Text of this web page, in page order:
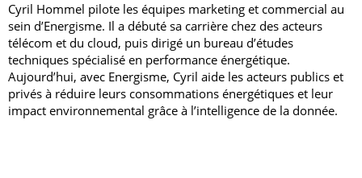
Cyril Hommel pilote les équipes marketing et commercial au
sein d’Energisme. Il a débuté sa carrière chez des acteurs
télécom et du cloud, puis dirigé un bureau d’études
techniques spécialisé en performance énergétique.
Aujourd’hui, avec Energisme, Cyril aide les acteurs publics et
privés à réduire leurs consommations énergétiques et leur
impact environnemental grâce à l’intelligence de la donnée.